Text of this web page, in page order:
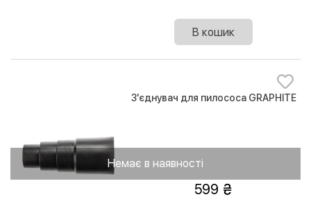
В кошик
Немає в наявності
З'єднувач для пилососа GRAPHITE
599